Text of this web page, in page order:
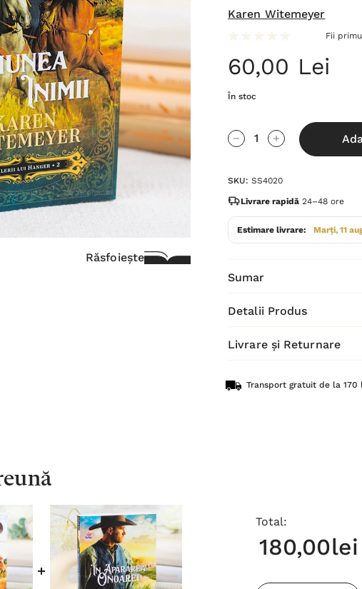
Răsfoiește
Karen Witemeyer
Fii
60,00 Lei
În stoc
Grăbește-
te!
curent
este:
Cantitate scăzută:
Cantitate
SKU: SS4020
Livrare rapidă 24–48 ore
Estimare livrare: Marți, 11
Sumar
Detalii Produs
Livrare și Returnare
Transport gratuit de la 170
Total:
180,00lei